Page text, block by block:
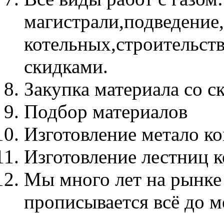
скидками.
Закупка материала со
Подбор материалов
Изготовление метало
Изготовление лестниц
Мы много лет на рынке
прописывается всё до